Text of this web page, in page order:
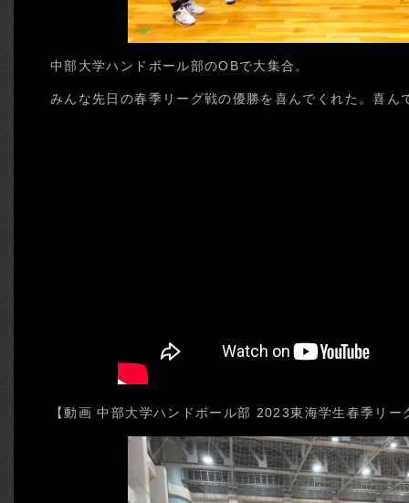
中部大学ハンドボール部のOBで大集合。
みんな先日の春季リーグ戦の優勝を喜んでくれた。喜ん
【動画 中部大学ハンドボール部 2023東海学生春季リー